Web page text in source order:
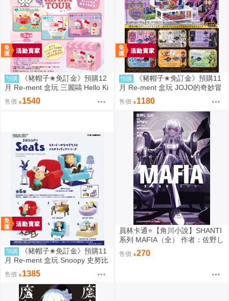
預購
《豬帽子✬免訂金》預購12
月 Re-ment 盒玩 三麗鷗 Hello Ki
tty 秘密房間之旅 中盒6入 0816
售價 1540
預購
《豬帽子✬免訂金》預購11
月 Re-ment 盒玩 JOJO的奇妙冒
險 服裝精品店 黃金之風 中盒6入
0816
售價 1180
預購
《豬帽子✬免訂金》預購11
月 Re-ment 盒玩 Snoopy 史努比
悠閒座椅場景 中盒6入 0816
售價 1385
員林卡通⭐️【角川小說】SHANTI
系列 MAFIA（全） 作者：佐野し
なの (附尼采書套)
售價 270